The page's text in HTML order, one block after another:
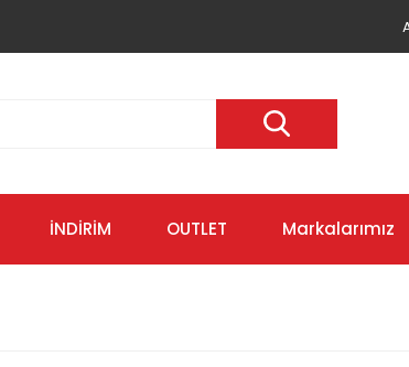
İNDİRİM OUTLET Markalarımız